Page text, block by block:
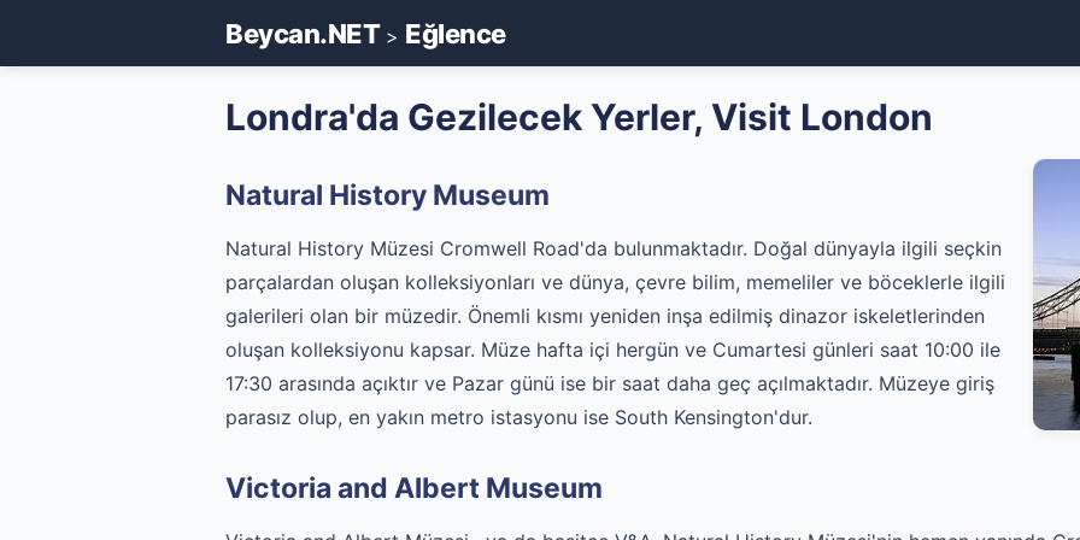
Beycan.NET> Eğlence
Londra'da Gezilecek Yerler, Visit London
Natural History Museum
Natural History Müzesi Cromwell Road'da bulunmaktadır. Doğal dünyayla ilgili seçkin
parçalardan oluşan kolleksiyonları ve dünya, çevre bilim, memeliler ve böceklerle ilgili
galerileri olan bir müzedir. Önemli kısmı yeniden inşa edilmiş dinazor iskeletlerinden
oluşan kolleksiyonu kapsar. Müze hafta içi hergün ve Cumartesi günleri saat 10:00 ile
17:30 arasında açıktır ve Pazar günü ise bir saat daha geç açılmaktadır. Müzeye giriş
parasız olup, en yakın metro istasyonu ise South Kensington'dur.
Victoria and Albert Museum